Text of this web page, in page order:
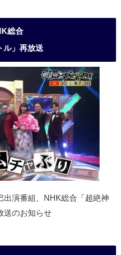
総合
ル」再放送
演番組、
NHK総合「超絶神
送のお知らせ